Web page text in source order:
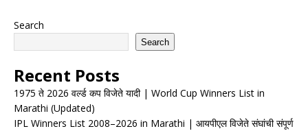
Search
Search
Recent Posts
1975 ते 2026 वर्ल्ड कप विजेते यादी | World Cup Winners List in
Marathi (Updated)
IPL Winners List 2008–2026 in Marathi | आयपीएल विजेते संघांची संपूर्ण